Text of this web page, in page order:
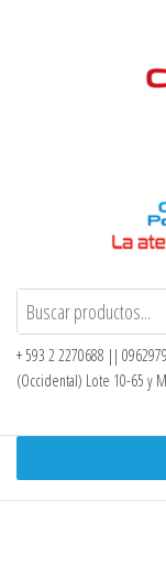
Checks –
+ 593 2 2270688 ||
(Occidental) Lote 10-65 y